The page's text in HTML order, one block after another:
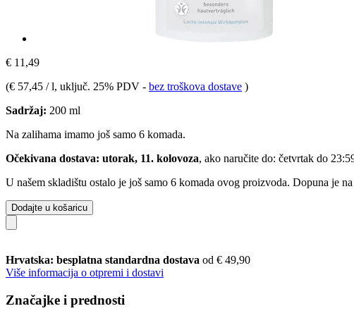
€ 11,49
(€ 57,45 / l, uključ. 25% PDV - bez troškova dostave )
Sadržaj: 200 ml
Na zalihama imamo još samo 6 komada.
Očekivana dostava: utorak, 11. kolovoza, ako naručite do: četvrtak do
U našem skladištu ostalo je još samo 6 komada ovog proizvoda. Dopuna je
Dodajte u košaricu
Hrvatska: besplatna standardna dostava od € 49,90
Više informacija o otpremi i dostavi
Značajke i prednosti